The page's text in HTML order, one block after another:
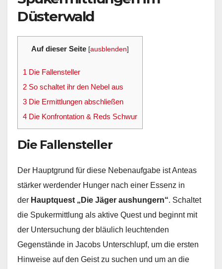
Düsterwald
Auf dieser Seite [ausblenden]
1 Die Fallensteller
2 So schaltet ihr den Nebel aus
3 Die Ermittlungen abschließen
4 Die Konfrontation & Reds Schwur
Die Fallensteller
Der Hauptgrund für diese Nebenaufgabe ist Anteas
stärker werdender Hunger nach einer Essenz in
der Hauptquest „Die Jäger aushungern“. Schaltet
die Spukermittlung als aktive Quest und beginnt mit
der Untersuchung der bläulich leuchtenden
Gegenstände in Jacobs Unterschlupf, um die ersten
Hinweise auf den Geist zu suchen und um an die